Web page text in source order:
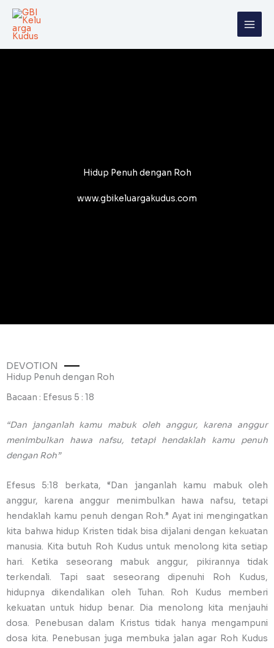
Skip
content
Hidup Penuh dengan Roh
www.gbikeluargakudus.com
DEVOTION
Hidup Penuh dengan Roh
Bacaan : Efesus 5 : 18
“Dan janganlah kamu mabuk oleh anggur, karena anggur
menimbulkan hawa nafsu, tetapi hendaklah kamu penuh
dengan Roh”
Efesus 5:18 berkata, “Dan janganlah kamu mabuk oleh
anggur, karena anggur menimbulkan hawa nafsu, tetapi
hendaklah kamu penuh dengan Roh.” Ayat ini mengingatkan
kita bahwa hidup Kristen tidak bisa dijalani dengan kekuatan
manusia. Kita butuh Roh Kudus untuk menolong kita setiap
hari. Ketika seseorang mabuk anggur, pikirannya tidak
terkendali. Tapi saat seseorang dipenuhi Roh Kudus,
hidupnya dikendalikan oleh Tuhan. Roh Kudus memberi
kekuatan untuk hidup benar. Dia menolong kita menjauhi
dosa. Penebusan dalam Kristus tidak hanya mengampuni
dosa kita. Penebusan juga membuka jalan agar Roh Kudus